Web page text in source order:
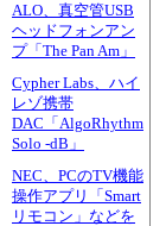
ALO、真空管USB
ヘッドフォンアン
プ「The Pan Am」
Cypher Labs、ハイ
レゾ携帯
DAC「AlgoRhythm
Solo -dB」
NEC、PCのTV機能
操作アプリ「Smart
リモコン」などを